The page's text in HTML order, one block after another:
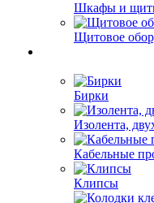
Шкафы и
Щитовое
Бирки
Изолента,
Кабельные
Клипсы